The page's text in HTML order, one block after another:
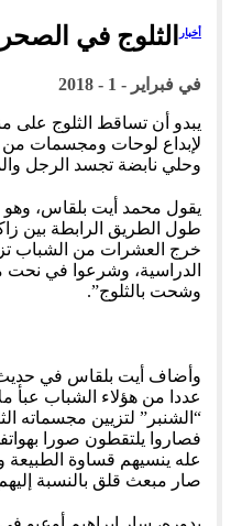
أخبار الثلوج في
في فبراير - 1 - 2018
يبدو أن تساقط الثلوج على
لإبداع لوحات ومجسمات من
وحلي نابضة تجسد الرجل
يقول محمد أيت بلقاس،
طول الطريق الرابطة بين
خرج العشرات من الشباب
الدراسية، وشرعوا في
وشحت بالثلوج”.
وأضاف أيت بلقاس في
عددا من هؤلاء الشباب عبأ
“الشنبر” لتزيين مجسماته
فصاروا يلتقطون صورا
عله ينسيهم قساوة الطبيعة
صار مبعث قلق بالنسبة